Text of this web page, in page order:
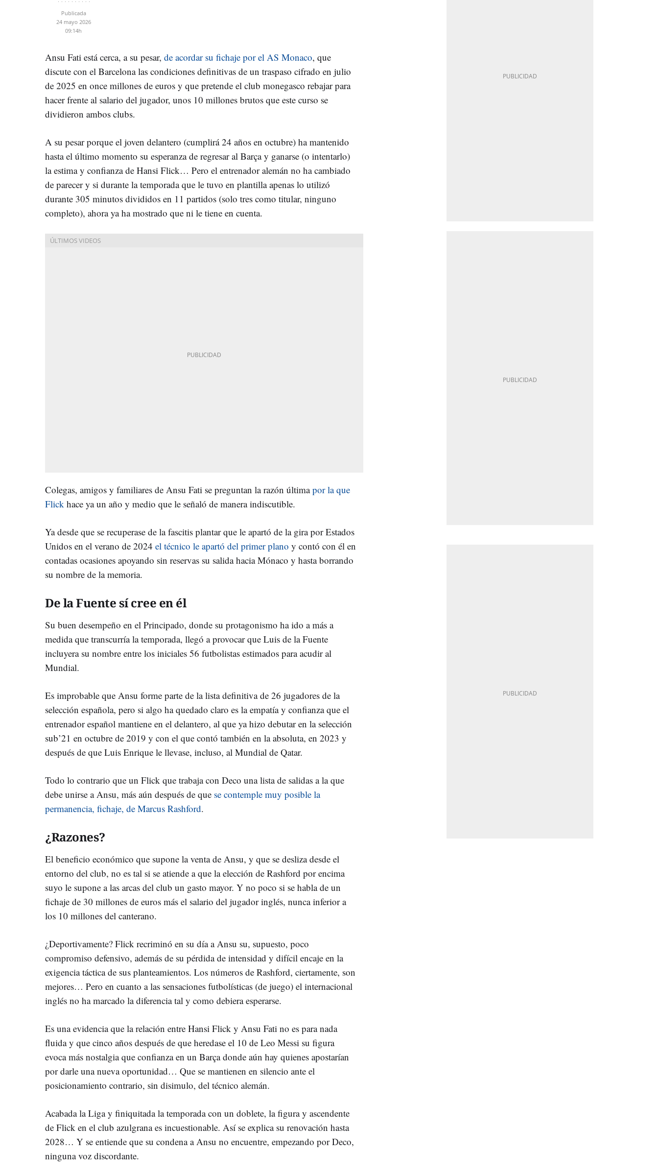
Publicada
24 mayo 2026
09:14h
Ansu Fati está cerca, a su pesar, de acordar su fichaje por el AS Monaco, que
discute con el Barcelona las condiciones definitivas de un traspaso cifrado en julio
de 2025 en once millones de euros y que pretende el club monegasco rebajar para
hacer frente al salario del jugador, unos 10 millones brutos que este curso se
dividieron ambos clubs.
A su pesar porque el joven delantero (cumplirá 24 años en octubre) ha mantenido
hasta el último momento su esperanza de regresar al Barça y ganarse (o intentarlo)
la estima y confianza de Hansi Flick… Pero el entrenador alemán no ha cambiado
de parecer y si durante la temporada que le tuvo en plantilla apenas lo utilizó
durante 305 minutos divididos en 11 partidos (solo tres como titular, ninguno
completo), ahora ya ha mostrado que ni le tiene en cuenta.
Colegas, amigos y familiares de Ansu Fati se preguntan la razón últimapor la que
Flick hace ya un año y medio que le señaló de manera indiscutible.
Ya desde que se recuperase de la fascitis plantar que le apartó de la gira por Estados
Unidos en el verano de 2024 el técnico le apartó del primer plano y contó con él en
contadas ocasiones apoyando sin reservas su salida hacia Mónaco y hasta borrando
su nombre de la memoria.
De la Fuente sí cree en él
Su buen desempeño en el Principado, donde su protagonismo ha ido a más a
medida que transcurría la temporada, llegó a provocar que Luis de la Fuente
incluyera su nombre entre los iniciales 56 futbolistas estimados para acudir al
Mundial.
Es improbable que Ansu forme parte de la lista definitiva de 26 jugadores de la
selección española, pero si algo ha quedado claro es la empatía y confianza que el
entrenador español mantiene en el delantero, al que ya hizo debutar en la selección
sub’21 en octubre de 2019 y con el que contó también en la absoluta, en 2023 y
después de que Luis Enrique le llevase, incluso, al Mundial de Qatar.
Todo lo contrario que un Flick que trabaja con Deco una lista de salidas a la que
debe unirse a Ansu, más aún después de que se contemple muy posible la
permanencia, fichaje, de Marcus Rashford.
¿Razones?
El beneficio económico que supone la venta de Ansu, y que se desliza desde el
entorno del club, no es tal si se atiende a que la elección de Rashford por encima
suyo le supone a las arcas del club un gasto mayor. Y no poco si se habla de un
fichaje de 30 millones de euros más el salario del jugador inglés, nunca inferior a
los 10 millones del canterano.
¿Deportivamente? Flick recriminó en su día a Ansu su, supuesto, poco
compromiso defensivo, además de su pérdida de intensidad y difícil encaje en la
exigencia táctica de sus planteamientos. Los números de Rashford, ciertamente, son
mejores… Pero en cuanto a las sensaciones futbolísticas (de juego) el internacional
inglés no ha marcado la diferencia tal y como debiera esperarse.
Es una evidencia que la relación entre Hansi Flick y Ansu Fati no es para nada
fluida y que cinco años después de que heredase el 10 de Leo Messi su figura
evoca más nostalgia que confianza en un Barça donde aún hay quienes apostarían
por darle una nueva oportunidad… Que se mantienen en silencio ante el
posicionamiento contrario, sin disimulo, del técnico alemán.
Acabada la Liga y finiquitada la temporada con un doblete, la figura y ascendente
de Flick en el club azulgrana es incuestionable. Así se explica su renovación hasta
2028… Y se entiende que su condena a Ansu no encuentre, empezando por Deco,
ninguna voz discordante.